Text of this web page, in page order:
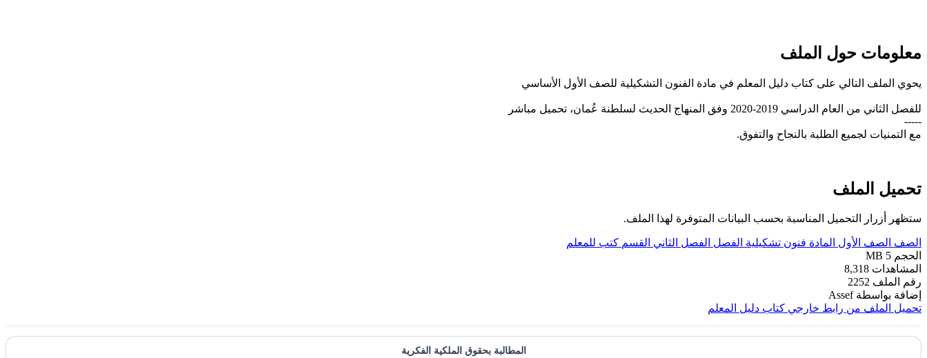
معلومات حول الملف
يحوي الملف التالي على كتاب دليل المعلم في مادة الفنون التشكيلية للصف الأول الأساسي
للفصل الثاني من العام الدراسي 2019-2020 وفق المنهاج الحديث لسلطنة عُمان، تحميل مباشر
-----
مع التمنيات لجميع الطلبة بالنجاح والتفوق.
تحميل الملف
ستظهر أزرار التحميل المناسبة بحسب البيانات المتوفرة لهذا الملف.
الصف الصف الأول المادة فنون تشكيلية الفصل الفصل الثاني القسم كتب للمعلم
الحجم 5 MB
المشاهدات 8,318
رقم الملف 2252
إضافة بواسطة Assef
تحميل الملف من رابط خارجي كتاب دليل المعلم
المطالبة بحقوق الملكية الفكرية